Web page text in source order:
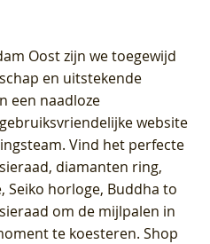
Oostzijn we toegewijd
en uitstekende
een naadloze
website
Vind het perfecte
diamanten ring,
horloge, Buddha to
om de mijlpalen in
te koesteren. Shop